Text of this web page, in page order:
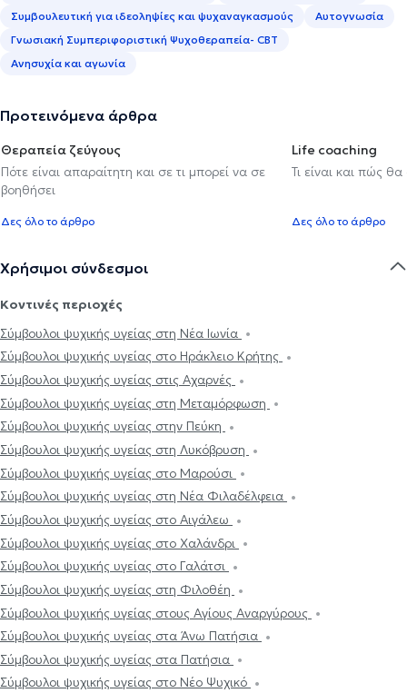
Συμβουλευτική για ιδεοληψίες και ψυχαναγκασμούς
Αυτογνωσία
Γνωσιακή Συμπεριφοριστική Ψυχοθεραπεία- CBT
Ανησυχία και αγωνία
Προτεινόμενα άρθρα
Θεραπεία ζεύγους
Πότε είναι απαραίτητη και σε τι μπορεί να σε
βοηθήσει
Δες όλο το άρθρο
Life coaching
Τι είναι και πώς
Δες όλο το άρθρο
Χρήσιμοι σύνδεσμοι
Κοντινές περιοχές
Σύμβουλοι ψυχικής υγείας στη Νέα Ιωνία
Σύμβουλοι ψυχικής υγείας στο Ηράκλειο Κρήτης
Σύμβουλοι ψυχικής υγείας στις Αχαρνές
Σύμβουλοι ψυχικής υγείας στη Μεταμόρφωση
Σύμβουλοι ψυχικής υγείας στην Πεύκη
Σύμβουλοι ψυχικής υγείας στη Λυκόβρυση
Σύμβουλοι ψυχικής υγείας στο Μαρούσι
Σύμβουλοι ψυχικής υγείας στη Νέα Φιλαδέλφεια
Σύμβουλοι ψυχικής υγείας στο Αιγάλεω
Σύμβουλοι ψυχικής υγείας στο Χαλάνδρι
Σύμβουλοι ψυχικής υγείας στο Γαλάτσι
Σύμβουλοι ψυχικής υγείας στη Φιλοθέη
Σύμβουλοι ψυχικής υγείας στους Αγίους Αναργύρους
Σύμβουλοι ψυχικής υγείας στα Άνω Πατήσια
Σύμβουλοι ψυχικής υγείας στα Πατήσια
Σύμβουλοι ψυχικής υγείας στο Νέο Ψυχικό